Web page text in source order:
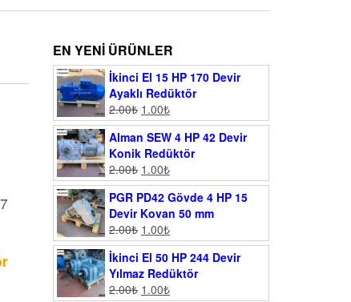
EN YENI ÜRÜNLER
İkinci El 15 HP 170 Devir
Ayaklı Redüktör
2.00₺ 1.00₺
Alman SEW 4 HP 42 Devir
Konik Redüktör
2.00₺ 1.00₺
PGR PD42 Gövde 4 HP 15
Devir Kovan 50 mm
2.00₺ 1.00₺
İkinci El 50 HP 244 Devir
Yılmaz Redüktör
2.00₺ 1.00₺